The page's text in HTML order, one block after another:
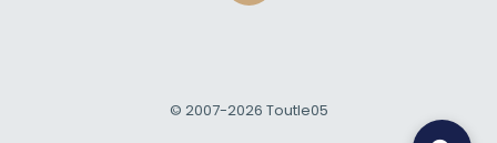
© 2007-2026 Toutle05